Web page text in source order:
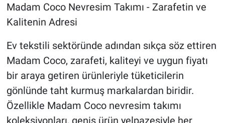
Madam Coco Nevresim Takımı - Zarafetin ve
Kalitenin Adresi
Ev tekstili sektöründe adından sıkça söz ettiren
Madam Coco, zarafeti, kaliteyi ve uygun fiyatı
bir araya getiren ürünleriyle tüketicilerin
gönlünde taht kurmuş markalardan biridir.
Özellikle Madam Coco nevresim takımı
koleksiyonları, geniş ürün yelpazesiyle her